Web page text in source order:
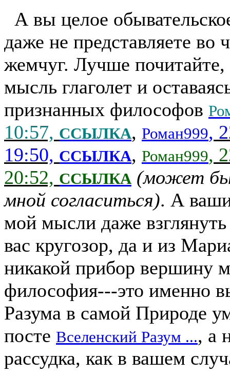
А вы целое
даже не представляете
жемчуг. Лучше почитайте,
мысль глаголет и
признанных философов
10:57, ССЫЛКА, Роман999,
19:50, ССЫЛКА, Роман999,
20:52, ССЫЛКА(может
мной согласиться). А
мой мысли даже
вас кругозор, да и из
никакой прибор вершину
философия---это именно
Разума в самой Природе
посте Вселенский Разум ..., а
рассудка, как в вашем